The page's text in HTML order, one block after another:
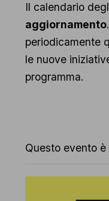
Il calendario
aggiornamento
periodicamente
le nuove
programma.
Questo evento è